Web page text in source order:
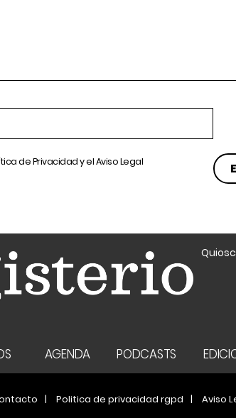
de Privacidady elAviso Legal
AGENDA PODCASTS
Politica de privacidad rgpd Aviso